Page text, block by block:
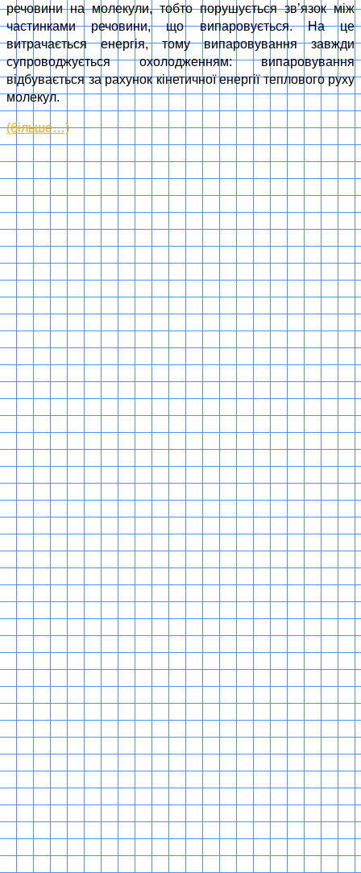
речовини на молекули, тобто порушується зв’язок між
частинками речовини, що випаровується. На це
витрачається енергія, тому випаровування завжди
супроводжується охолодженням: випаровування
відбувається за рахунок кінетичної енергії теплового руху
молекул.
(більше…)